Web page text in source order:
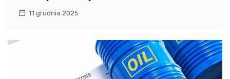
11 grudnia 2025